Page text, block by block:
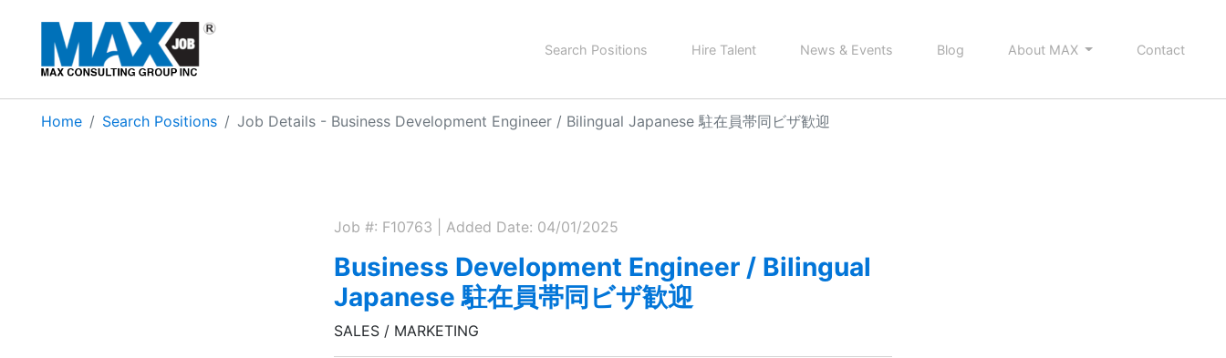
Search Positions Hire Talent News & Events Blog About MAX Contact
Home Search Positions Job Details - Business Development Engineer / Bilingual Japanese 駐在員帯同ビザ歓迎
Job #: F10763 | Added Date: 04/01/2025
Business Development Engineer / Bilingual
Japanese 駐在員帯同ビザ歓迎
SALES / MARKETING